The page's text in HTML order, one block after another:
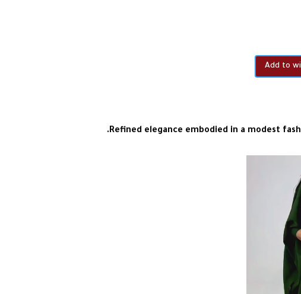
Add to
Refined elegance embodied in a modest